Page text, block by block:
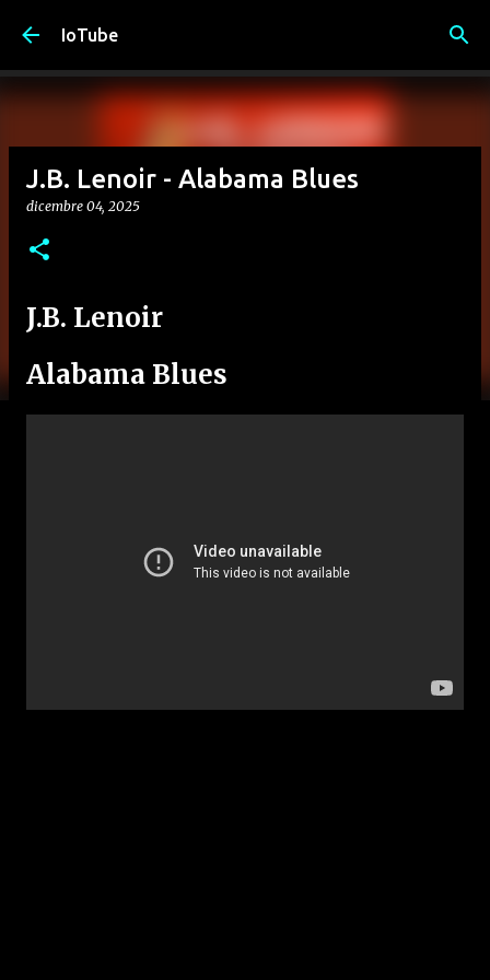
IoTube
J.B. Lenoir - Alabama Blues
dicembre 04, 2025
J.B. Lenoir
Alabama Blues